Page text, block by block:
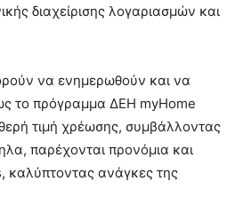
διαχείρισης λογαριασμών και
να ενημερωθούν και να
το πρόγραμμα ΔΕΗ myHome
τιμή χρέωσης, συμβάλλοντας
παρέχονται προνόμια και
καλύπτοντας ανάγκες της